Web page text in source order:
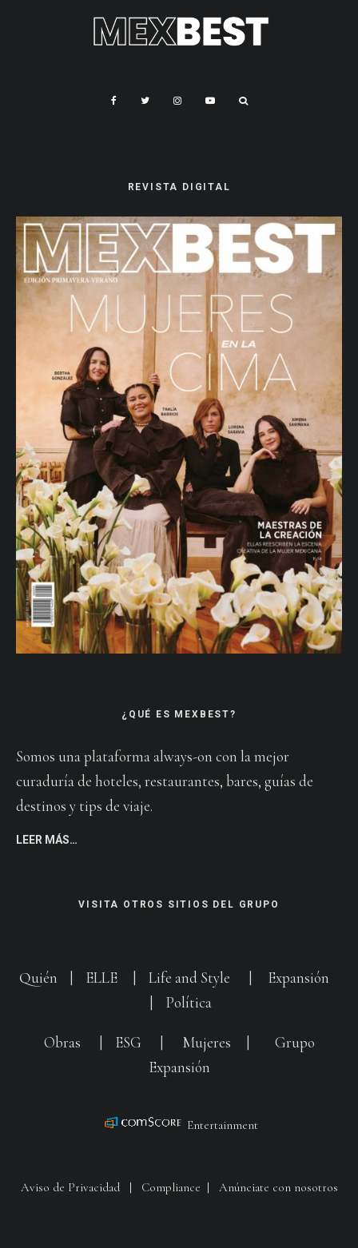
REVISTA DIGITAL
¿QUÉ ES MEXBEST?
Somos una plataforma always-on con la mejor
curaduría de hoteles, restaurantes, bares, guías de
destinos y tips de viaje.
LEER MÁS…
VISITA OTROS SITIOS DEL GRUPO
Quién ELLE Life and Style
Expansión
Política
Obras ESG Mujeres
Grupo
Expansión
Entertainment
Aviso de Privacidad| Compliance Anúnciate con nosotros